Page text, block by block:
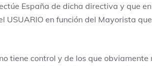
España de dicha directiva y que
en función del Mayorista
tiene control y de los que